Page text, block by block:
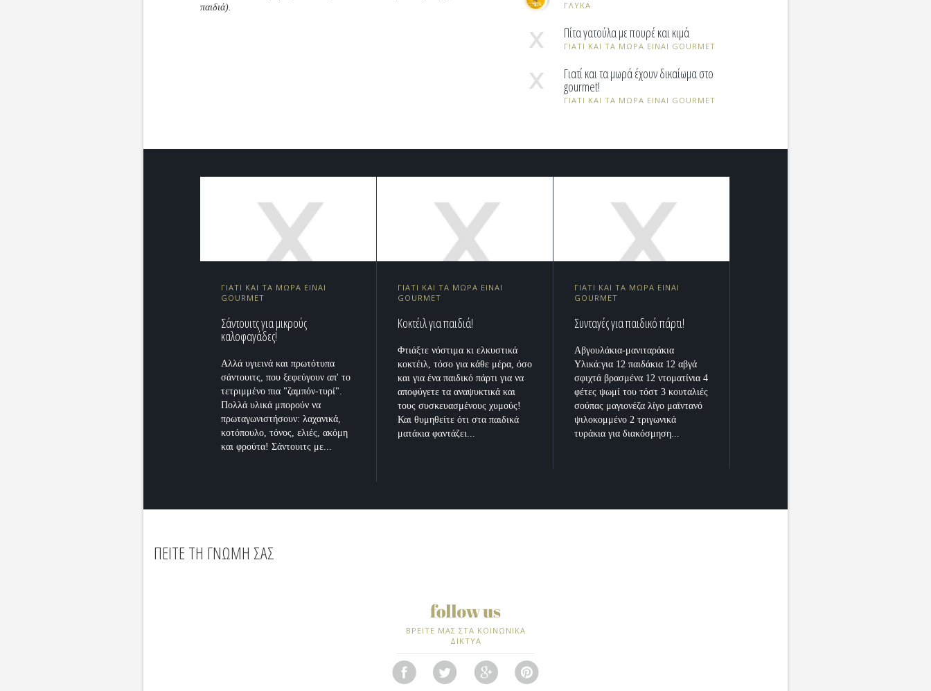
παιδιά).
ΓΛΥΚΑ
Πίτα γατούλα με πουρέ και κιμά
ΓΙΑΤΙ ΚΑΙ ΤΑ ΜΩΡΑ ΕΙΝΑΙ GOURMET
Γιατί και τα μωρά έχουν δικαίωμα στο
gourmet!
ΓΙΑΤΙ ΚΑΙ ΤΑ ΜΩΡΑ ΕΙΝΑΙ GOURMET
ΓΙΑΤΙ ΚΑΙ ΤΑ ΜΩΡΑ ΕΙΝΑΙ
GOURMET
Σάντουιτς για μικρούς
καλοφαγάδες!
Αλλά υγιεινά και πρωτότυπα
σάντουιτς, που ξεφεύγουν απ' το
τετριμμένο πια "ζαμπόν-τυρί".
Πολλά υλικά μπορούν να
πρωταγωνιστήσουν: λαχανικά,
κοτόπουλο, τόνος, ελιές, ακόμη
και φρούτα! Σάντουιτς με...
ΓΙΑΤΙ ΚΑΙ ΤΑ ΜΩΡΑ ΕΙΝΑΙ
GOURMET
Koκτέιλ για παιδιά!
Φτιάξτε νόστιμα κι ελκυστικά
κοκτέιλ, τόσο για κάθε μέρα, όσο
και για ένα παιδικό πάρτι για να
αποφύγετε τα αναψυκτικά και
τους συσκευασμένους χυμούς!
Και θυμηθείτε ότι στα παιδικά
ματάκια φαντάζει...
ΓΙΑΤΙ ΚΑΙ ΤΑ ΜΩΡΑ ΕΙΝΑΙ
GOURMET
Συνταγές για παιδικό πάρτι!
Αβγουλάκια-μανιταράκια
Yλικά:για 12 παιδάκια 12 αβγά
σφιχτά βρασμένα 12 ντοματίνια 4
φέτες ψωμί του τόστ 3 κουταλιές
σούπας μαγιονέζα λίγο μαϊντανό
ψιλοκομμένο 2 τριγωνικά
τυράκια για διακόσμηση...
ΠΕΙΤΕ ΤΗ ΓΝΩΜΗ ΣΑΣ
ΒΡΕΙΤΕ ΜΑΣ ΣΤΑ ΚΟΙΝΩΝΙΚΑ
ΔΙΚΤΥΑ